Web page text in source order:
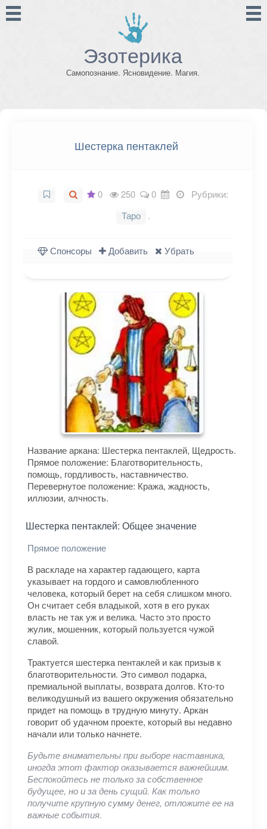
Эзотерика
Самопознание. Ясновидение. Магия.
Шестерка пентаклей
0 250 0
Рубрики:
Таро
.
Спонсоры Добавить Убрать
Название аркана: Шестерка пентаклей, Щедрость.
Прямое положение: Благотворительность,
помощь, гордливость, наставничество.
Перевернутое положение: Кража, жадность,
иллюзии, алчность.
Шестерка пентаклей: Общее значение
Прямое положение
В раскладе на характер гадающего, карта
указывает на гордого и самовлюбленного
человека, который берет на себя слишком много.
Он считает себя владыкой, хотя в его руках
власть не так уж и велика. Часто это просто
жулик, мошенник, который пользуется чужой
славой.
Трактуется шестерка пентаклей и как призыв к
благотворительности. Это символ подарка,
премиальной выплаты, возврата долгов. Кто-то
великодушный из вашего окружения обязательно
придет на помощь в трудную минуту. Аркан
говорит об удачном проекте, который вы недавно
начали или только начнете.
Будьте внимательны при выборе наставника,
иногда этот фактор оказывается важнейшим.
Беспокойтесь не только за собственное
будущее, но и за день сущий. Как только
получите крупную сумму денег, отложите ее на
важные события.